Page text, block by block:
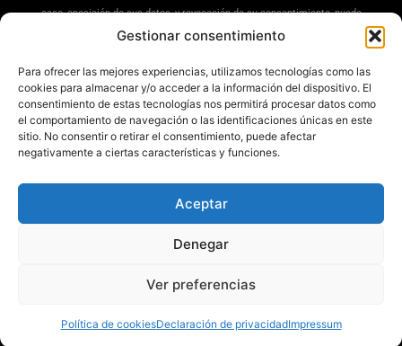
Gestionar consentimiento
Para ofrecer las mejores experiencias, utilizamos tecnologías como las
cookies para almacenar y/o acceder a la información del dispositivo. El
consentimiento de estas tecnologías nos permitirá procesar datos como
el comportamiento de navegación o las identificaciones únicas en este
sitio. No consentir o retirar el consentimiento, puede afectar
negativamente a ciertas características y funciones.
Aceptar
Denegar
Ver preferencias
Política de cookiesDeclaración de privacidadImpressum
caso, oposición de sus datos, y revocación de su consentimiento, puede
ejercitar sus derechos en la siguiente dirección:
puede interponer una reclamación ante la Agencia Española de
Protección de Datos(www.aepd.es)
Información Adicional:Tiene a su disposición información ampliada en
nuestra Política de Privacidad .
Todos los derechos reservados © 2025